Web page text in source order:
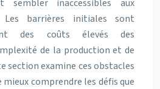
sembler inaccessibles aux
Les barrières initiales sont
des coûts élevés des
de la production et de
section examine ces obstacles
comprendre les défis que